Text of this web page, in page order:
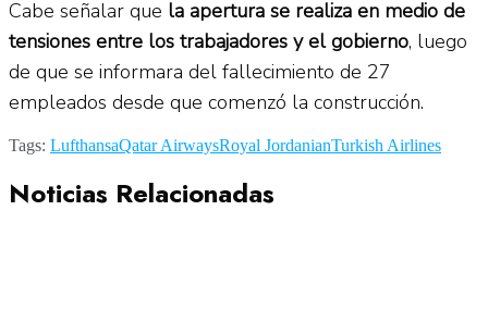
Cabe señalar que la apertura se realiza en medio de
tensiones entre los trabajadores y el gobierno, luego
de que se informara del fallecimiento de 27
empleados desde que comenzó la construcción.
Tags: LufthansaQatar AirwaysRoyal JordanianTurkish Airlines
Noticias Relacionadas